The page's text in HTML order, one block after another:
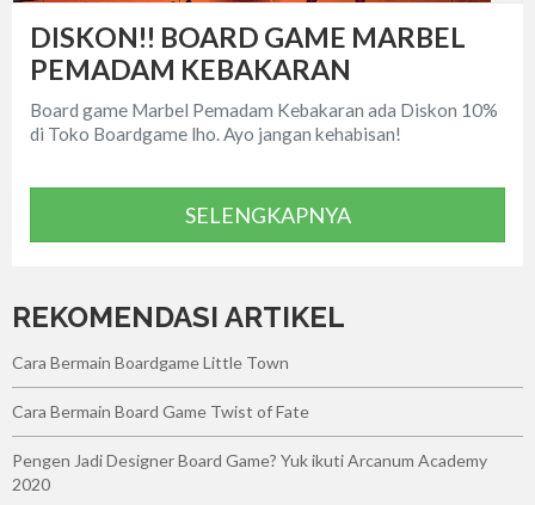
DISKON!! BOARD GAME MARBEL
PEMADAM KEBAKARAN
Board game Marbel Pemadam Kebakaran ada Diskon 10%
di Toko Boardgame lho. Ayo jangan kehabisan!
SELENGKAPNYA
REKOMENDASI ARTIKEL
Cara Bermain Boardgame Little Town
Cara Bermain Board Game Twist of Fate
Pengen Jadi Designer Board Game? Yuk ikuti Arcanum Academy
2020